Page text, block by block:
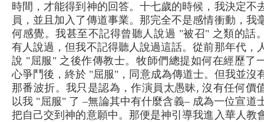
時間，才能得到神的回答。十七歲的時候，我決定不
員，並且加入了傳道事業。那完全不是感情衝動，我
何感覺。我甚至不記得曾聽人說過 "被召" 之類的話
有人說過，但我不記得聽人說過這話。從前那年代，
說 "屈服" 之後作傳教士。牧師們總提如何在經歷了
心爭鬥後，終於 "屈服"，同意成為傳道士。但我並沒
那番波折。我只是認為，作演員太愚昧, 沒有任何價
以我 "屈服" 了 –無論其中有什麼含義– 成為一位宣道
把自己交到神的意願中。那便是神引導我進入華人教